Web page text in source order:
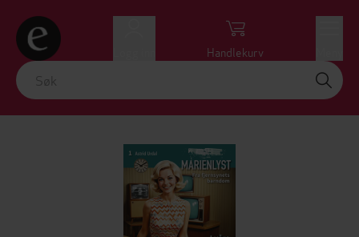
Handlekurv